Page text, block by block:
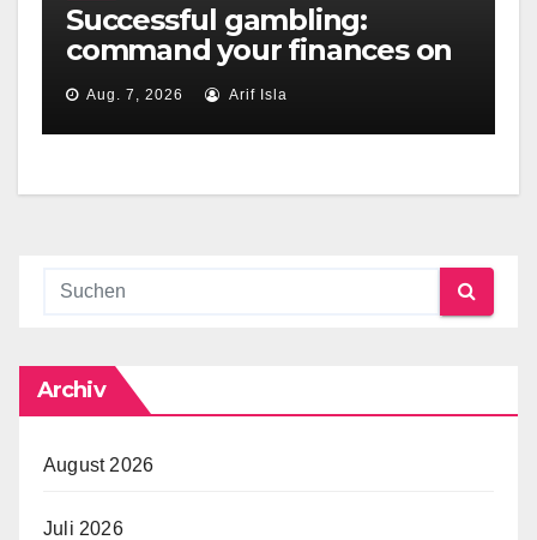
Successful gambling:
command your finances on
your casino adventure
Aug. 7, 2026 Arif Isla
Archiv
August 2026
Juli 2026